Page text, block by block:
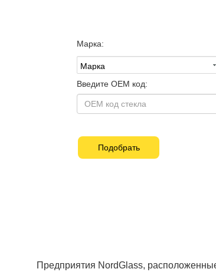
Марка:
Введите OEM код:
Подобрать
Предприятия NordGlass,